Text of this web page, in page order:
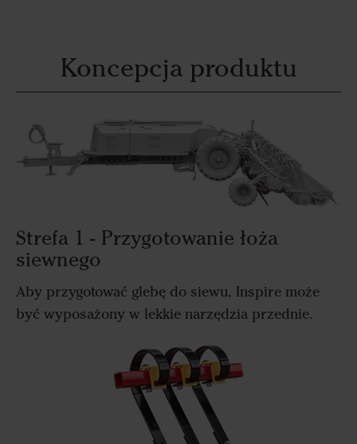
Koncepcja produktu
Strefa 1 - Przygotowanie łoża
siewnego
Aby przygotować glebę do siewu, Inspire może
być wyposażony w lekkie narzędzia przednie.